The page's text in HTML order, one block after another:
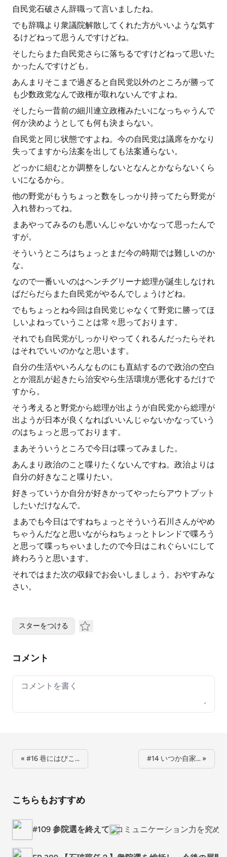
自民党石破さん辞職って言いましたね。
でも辞職より衆議院解散してくれた方がいいような気す
るけどねって思うんですけどね。
そしたらまた自民党さらに落ちるですけどねって思いた
かったんですけども。
あんまりそこまで過ぎると自民党以外のところが勝って
も少数政党なんで政権が取れないんですよね。
そしたら一昔前の細川連立政権みたいになっちゃうんで
何か決めようとしても何も決まらない。
自民党と同じ状態ですよね。今の自民党は議席をかなり
失ってますから法案を出しても法案通らない。
どっかに組むとか調整をしないとなんとかならないくら
いになるから。
他の野党がもうちょっと数をしっかり持ってたら野党が
入れ替わってね。
まあやってみるのも悪いんじゃないかなって思ったんで
すが。
そういうところはちょっとまだ今の時期では難しいのか
な。
なので一番いいのはヘンチグリーナ総理が誕生しなけれ
ばだらだらまた自民党がやるんでしょうけどね。
でもちょっとね今回は自民党じゃなくて野党に勝ってほ
しいよねっていうことは常々思っております。
それでも自民党がしっかりやってくれるんだったらそれ
はそれでいいのかなと思います。
自分の生活やいろんなものにも直結するので政治の空白
とか混乱が起きたら治安やら生活環境が悪化するだけで
すから。
そう考えると野党から総理が出ようが自民党から総理が
出ようが日本が良くなればいいんじゃないかなっていう
のはちょっと思っております。
まあそういうところで今日は喋ってみました。
あんまり政治のこと喋りたくないんですね。政治よりは
自分の好きなこと喋りたい。
好きっていうか自分が好きかってやったらアウトプット
したいだけなんで。
まあでも今日はですねちょっとそういう石川さんがやめ
ちゃうんだなと思いながらねちょっとトレンドで喋ろう
と思って喋っちゃいましたので今日はこれぐらいにして
終わろうと思います。
それではまた次の収録でお会いしましょう。おやすみな
さい。
スターをつける
コメント
Your comment
« #16 巷にはびこ… #14 いつか自家… »
こちらもおすすめ
#109 参院選を終えて コミュニケーション力を究め